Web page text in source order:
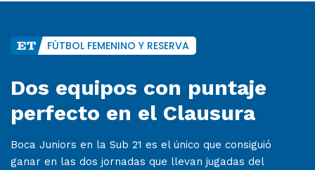
FÚTBOL FEMENINO Y RESERVA
Dos equipos con puntaje
perfecto en el Clausura
Boca Juniors en la Sub 21 es el único que consiguió
ganar en las dos jornadas que llevan jugadas del